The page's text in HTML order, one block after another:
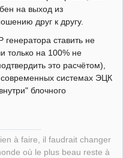
на выход из
друг к другу.
ставить не
только на 100% не
это расчётом),
современных системах ЭЦК
блочного
à faire, il faudrait changer
où le plus beau reste à